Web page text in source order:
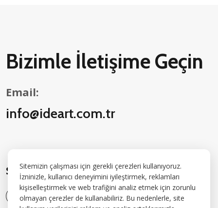
Bizimle İletişime Geçin
Email:
info@ideart.com.tr
Sosyal Medyada Bizi Takip Edin:
Sitemizin çalışması için gerekli çerezleri kullanıyoruz.
İzninizle, kullanıcı deneyimini iyileştirmek, reklamları
kişiselleştirmek ve web trafiğini analiz etmek için zorunlu
olmayan çerezler de kullanabiliriz. Bu nedenlerle, site